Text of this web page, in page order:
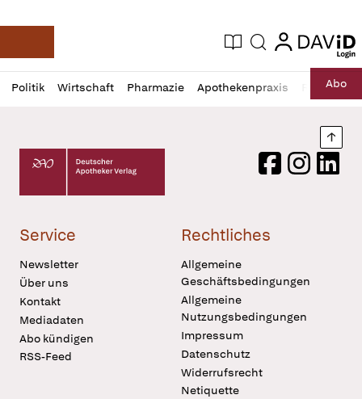
Deutsche Apotheker Zeitung
Aktuelle Ausgabe
Suche login
login
Politik Wirtschaft Pharmazie Apothekenpraxis RechtAbo
Profil
öffnen
Daz
Pur
Deutscher Apotheker Verlag Logo
FacebookInstagram
Service
Newsletter
Über uns
Kontakt
Mediadaten
Abo kündigen
RSS-Feed
Rechtliches
Allgemeine
Geschäftsbedingungen
Allgemeine
Nutzungsbedingungen
Impressum
Datenschutz
Widerrufsrecht
Netiquette